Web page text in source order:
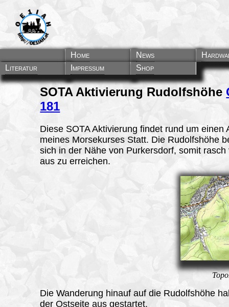
Home News
Literatur
Impressum Shop
SOTA Aktivierung Rudolfshöhe
181
Diese SOTA Aktivierung findet rund um einen
meines Morsekurses Statt. Die Rudolfshöhe
sich in der Nähe von Purkersdorf, somit rasch
aus zu erreichen.
Die Wanderung hinauf auf die Rudolfshöhe
der Ostseite aus gestartet.